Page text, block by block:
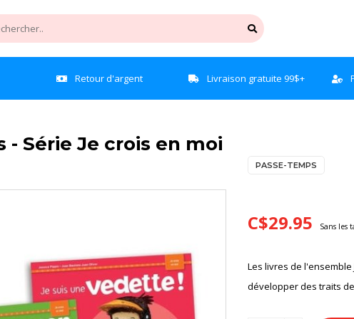
Retour d'argent Livraison gratuite 99$+
- Série Je crois en moi
PASSE-TEMPS
C$29.95 Sans les
Les livres de
développer des traits